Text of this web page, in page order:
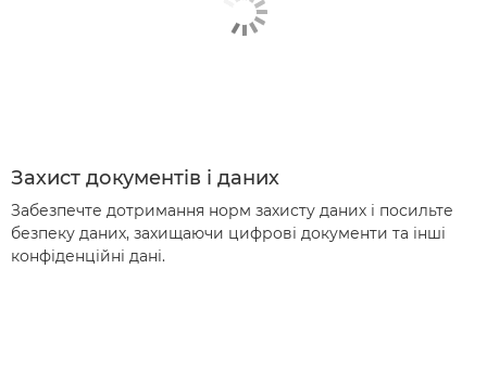
Захист документів і даних
Забезпечте дотримання норм захисту даних і посильте
безпеку даних, захищаючи цифрові документи та інші
конфіденційні дані.